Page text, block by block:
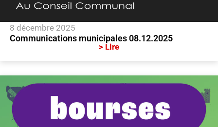
8 décembre 2025
Communications municipales 08.12.2025
> Lire